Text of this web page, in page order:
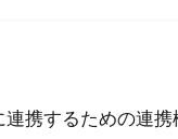
携するための連携